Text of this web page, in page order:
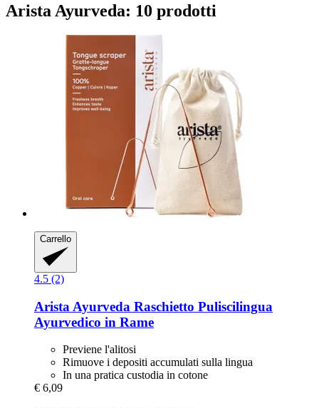
Arista Ayurveda: 10 prodotti
Carrello
4.5 (2)
Arista Ayurveda Raschietto Puliscilingua
Ayurvedico in Rame
Previene l'alitosi
Rimuove i depositi accumulati sulla lingua
In una pratica custodia in cotone
€ 6,09